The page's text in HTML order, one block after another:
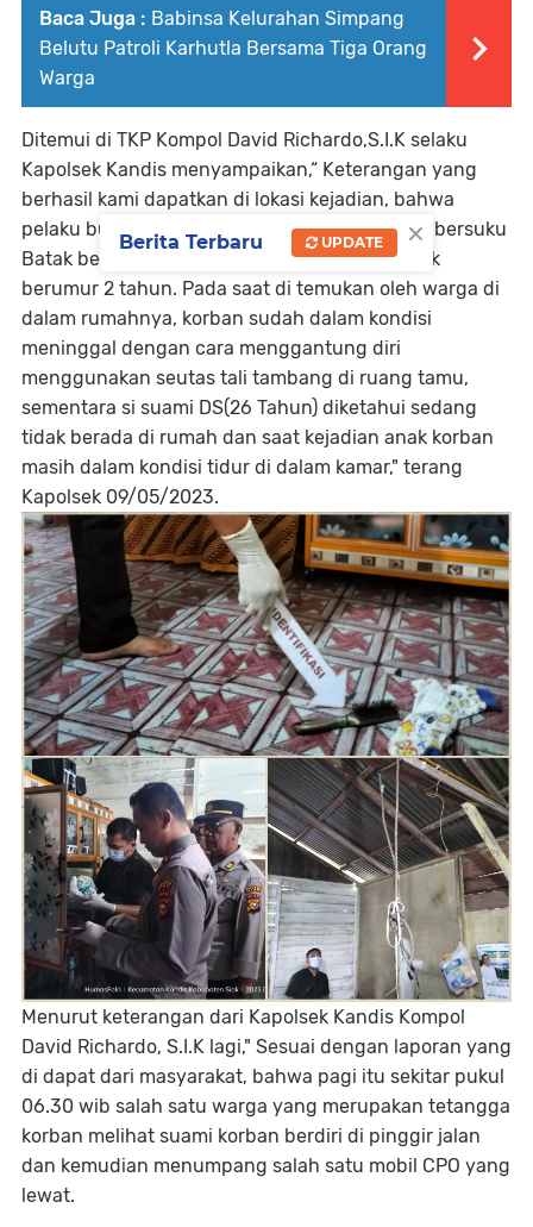
Baca Juga : Babinsa Kelurahan Simpang
Belutu Patroli Karhutla Bersama Tiga Orang
Warga
Ditemui di TKP Kompol David Richardo,S.I.K selaku
Kapolsek Kandis menyampaikan,“ Keterangan yang
berhasil kami dapatkan di lokasi kejadian, bahwa
pelaku bunuh diri adalah seorang perempuan bersuku
Batak berumur 26 tahun, memiliki 1 orang anak
berumur 2 tahun. Pada saat di temukan oleh warga di
dalam rumahnya, korban sudah dalam kondisi
meninggal dengan cara menggantung diri
menggunakan seutas tali tambang di ruang tamu,
sementara si suami DS(26 Tahun) diketahui sedang
tidak berada di rumah dan saat kejadian anak korban
masih dalam kondisi tidur di dalam kamar," terang
Kapolsek 09/05/2023.
Menurut keterangan dari Kapolsek Kandis Kompol
David Richardo, S.I.K lagi," Sesuai dengan laporan yang
di dapat dari masyarakat, bahwa pagi itu sekitar pukul
06.30 wib salah satu warga yang merupakan tetangga
korban melihat suami korban berdiri di pinggir jalan
dan kemudian menumpang salah satu mobil CPO yang
lewat.
×
Berita Terbaru UPDATE